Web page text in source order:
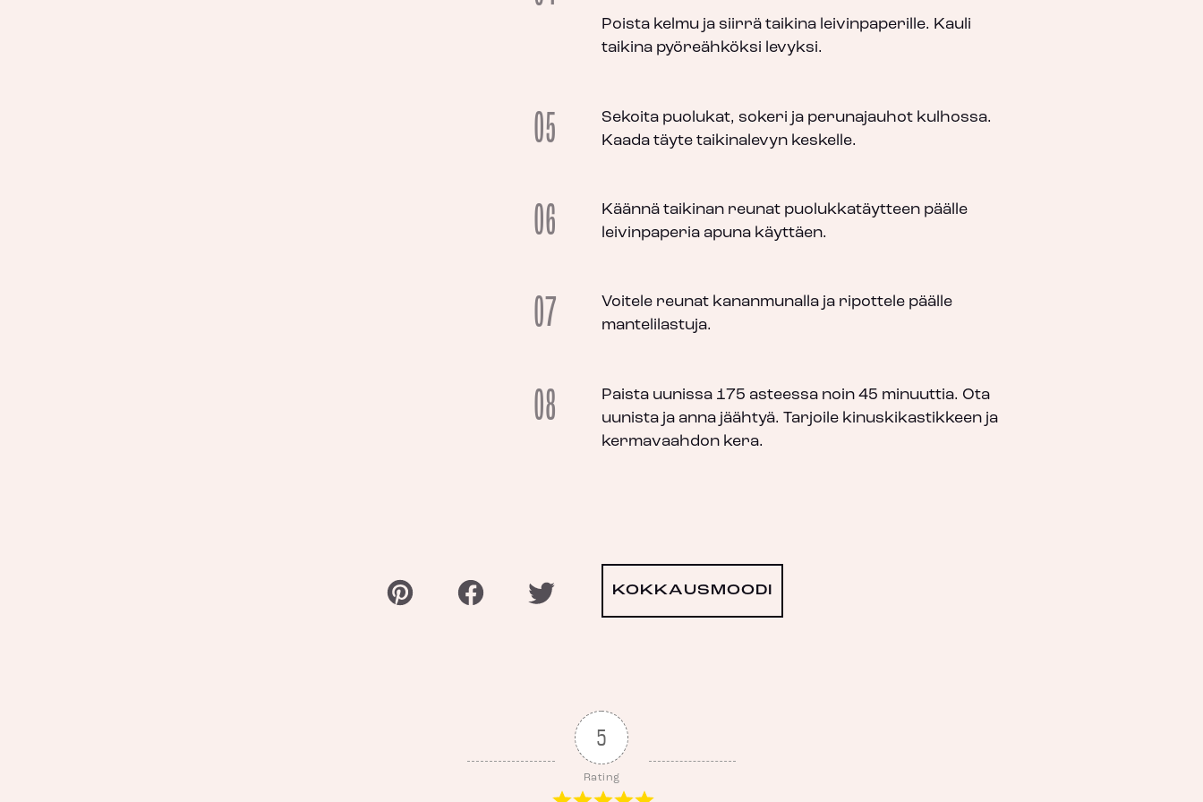
Poista kelmu ja siirrä taikina leivinpaperille. Kauli
taikina pyöreähköksi levyksi.
05
Sekoita puolukat, sokeri ja perunajauhot kulhossa.
Kaada täyte taikinalevyn keskelle.
06
Käännä taikinan reunat puolukkatäytteen päälle
leivinpaperia apuna käyttäen.
07
Voitele reunat kananmunalla ja ripottele päälle
mantelilastuja.
08
Paista uunissa 175 asteessa noin 45 minuuttia. Ota
uunista ja anna jäähtyä. Tarjoile kinuskikastikkeen ja
kermavaahdon kera.
KOKKAUSMOODI
5
Rating